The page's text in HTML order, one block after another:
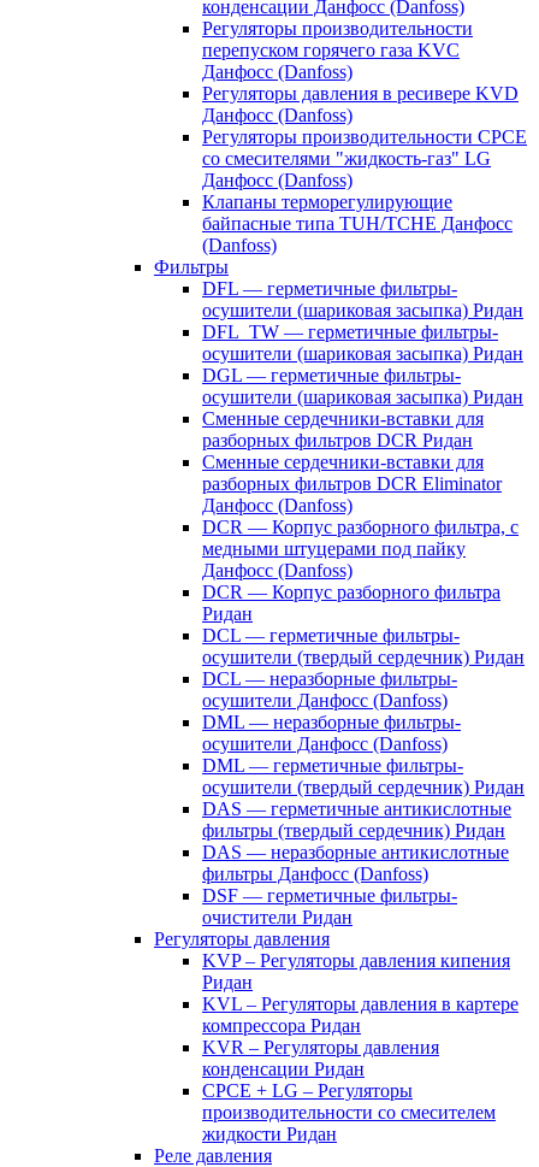
конденсации Данфосс (Danfoss)
Регуляторы производительности
перепуском горячего газа KVC
Данфосс (Danfoss)
Регуляторы давления в ресивере KVD
Данфосс (Danfoss)
Регуляторы производительности CPCE
со смесителями "жидкость-газ" LG
Данфосс (Danfoss)
Клапаны терморегулирующие
байпасные типа TUH/TCHE Данфосс
(Danfoss)
Фильтры
DFL — герметичные фильтры-
осушители (шариковая засыпка) Ридан
DFL_TW — герметичные фильтры-
осушители (шариковая засыпка) Ридан
DGL — герметичные фильтры-
осушители (шариковая засыпка) Ридан
Сменные сердечники-вставки для
разборных фильтров DCR Ридан
Сменные сердечники-вставки для
разборных фильтров DCR Eliminator
Данфосс (Danfoss)
DCR — Корпус разборного фильтра, с
медными штуцерами под пайку
Данфосс (Danfoss)
DCR — Корпус разборного фильтра
Ридан
DCL — герметичные фильтры-
осушители (твердый сердечник) Ридан
DCL — неразборные фильтры-
осушители Данфосс (Danfoss)
DML — неразборные фильтры-
осушители Данфосс (Danfoss)
DML — герметичные фильтры-
осушители (твердый сердечник) Ридан
DAS — герметичные антикислотные
фильтры (твердый сердечник) Ридан
DAS — неразборные антикислотные
фильтры Данфосс (Danfoss)
DSF — герметичные фильтры-
очистители Ридан
Регуляторы давления
KVP – Регуляторы давления кипения
Ридан
KVL – Регуляторы давления в картере
компрессора Ридан
KVR – Регуляторы давления
конденсации Ридан
CPCE + LG – Регуляторы
производительности со смесителем
жидкости Ридан
Реле давления